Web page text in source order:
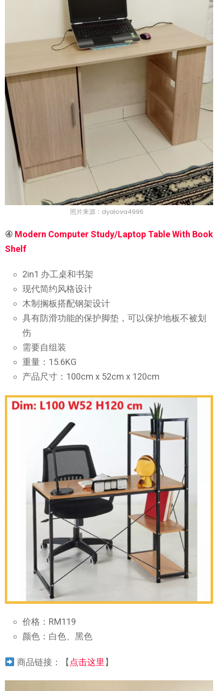
照片来源：dyalova4996
④ Modern Computer Study/Laptop Table With Book
Shelf
2in1 办工桌和书架
现代简约风格设计
木制搁板搭配钢架设计
具有防滑功能的保护脚垫，可以保护地板不被划
伤
需要自组装
重量：15.6KG
产品尺寸：100cm x 52cm x 120cm
价格：RM119
颜色：白色、黑色
商品链接：【 点击这里 】